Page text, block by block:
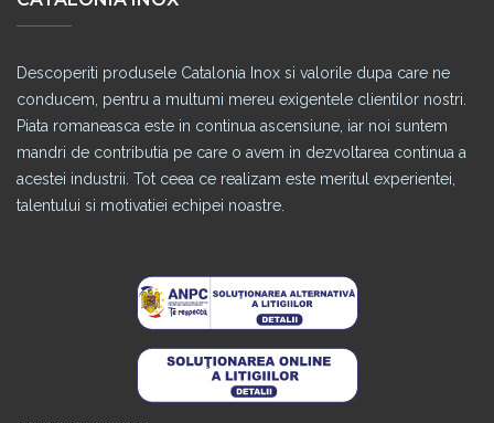
Descoperiti produsele Catalonia Inox si valorile dupa care ne
conducem, pentru a multumi mereu exigentele clientilor nostri.
Piata romaneasca este in continua ascensiune, iar noi suntem
mandri de contributia pe care o avem in dezvoltarea continua a
acestei industrii. Tot ceea ce realizam este meritul experientei,
talentului si motivatiei echipei noastre.